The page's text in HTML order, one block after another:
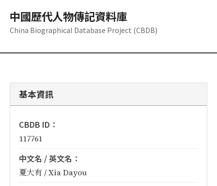
中國歷代人物傳記資料庫
China Biographical Database Project (CBDB)
基本資訊
CBDB ID：
117761
中文名 / 英文名：
夏大有 / Xia Dayou